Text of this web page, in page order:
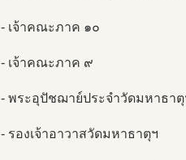
- เจ้าคณะภาค ๑๐
- เจ้าคณะภาค ๙
- พระอุปัชฌาย์ประจำวัดมหาธาตุ
- รองเจ้าอาวาสวัดมหาธาตุฯ